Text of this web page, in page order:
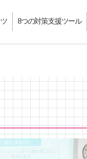
8つの対策支援ツール